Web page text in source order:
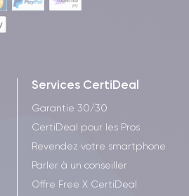
Services CertiDeal
Garantie 30/30
CertiDeal pour les Pros
Revendez votre smartphone
Parler à un conseiller
Offre Free X CertiDeal